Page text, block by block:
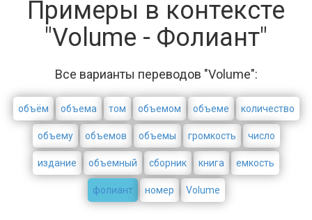
Примеры в контексте
"Volume - Фолиант"
Все варианты переводов "Volume":
объём объема том объемом объеме количество
объему объемов объемы громкость число
издание объемный сборник книга емкость
фолиант номер Volume